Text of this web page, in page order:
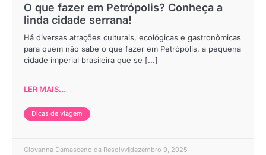
O que fazer em Petrópolis? Conheça a
linda cidade serrana!
Há diversas atrações culturais, ecológicas e gastronômicas
para quem não sabe o que fazer em Petrópolis, a pequena
cidade imperial brasileira que se [...]
LER MAIS...
Dicas de viagem
Giovanna Damasceno da Resolvvidezembro 9, 2025